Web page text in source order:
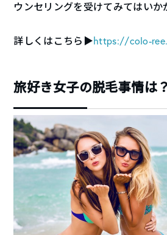
ウンセリングを受けてみてはいか
詳しくはこちら▶︎https://colo-
旅好き女子の脱毛事情は？